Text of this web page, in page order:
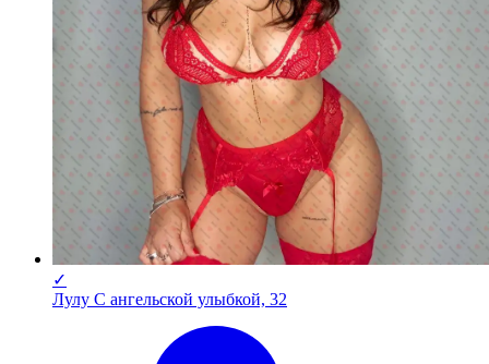
✓
Лулу С ангельской улыбкой, 32